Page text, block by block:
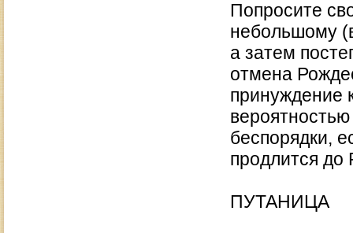
Попросите
небольшому
а затем
отмена
принуждение
беспорядки,
продлится до
ПУТАНИЦА